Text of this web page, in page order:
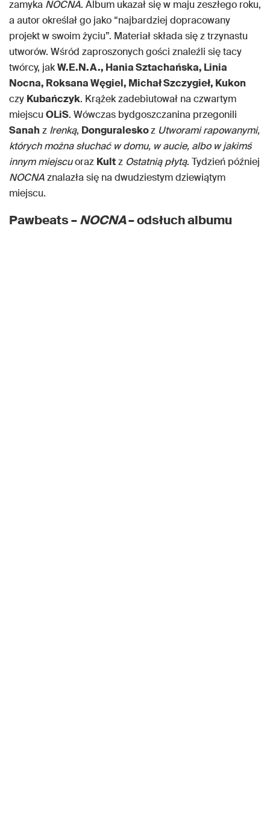
zamyka NOCNA. Album ukazał się w maju zeszłego roku,
a autor określał go jako “najbardziej dopracowany
projekt w swoim życiu”. Materiał składa się z trzynastu
utworów. Wśród zaproszonych gości znaleźli się tacy
twórcy, jakW.E.N.A., Hania Sztachańska, Linia
Nocna, Roksana Węgiel, Michał Szczygieł, Kukon
czy Kubańczyk. Krążek zadebiutował na czwartym
miejscu OLiS. Wówczas bydgoszczanina przegonili
Sanahz Irenką, Donguraleskoz Utworami rapowanymi,
których można słuchać w domu, w aucie, albo w jakimś
innym miejscuoraz Kultz Ostatnią płytą. Tydzień później
NOCNAznalazła się na dwudziestym dziewiątym
miejscu.
Pawbeats –NOCNA– odsłuch albumu